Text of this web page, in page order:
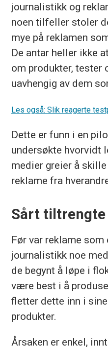
journalistikk og
noen tilfeller stoler
mye på reklamen
De antar heller ikke
om produkter, tester
uavhengig av dem
Les også: Slik reagerte
Dette er funn i en
undersøkte hvorvidt
medier greier å
reklame fra
Sårt tiltrengte
Før var reklame
journalistikk noe
de begynt å løpe i
være best i å
fletter dette inn i
produkter.
Årsaken er enkel,